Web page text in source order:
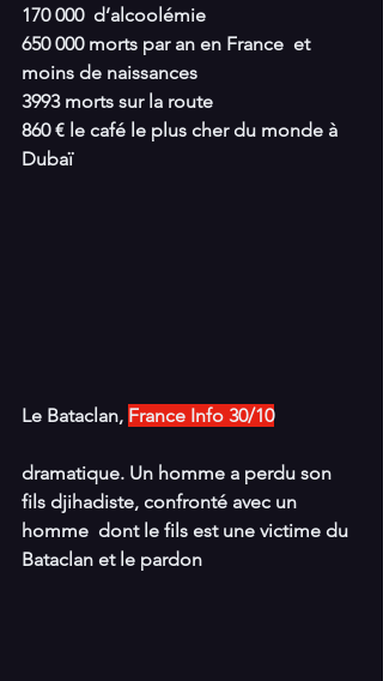
170 000  d’alcoolémie
650 000 morts par an en France  et
moins de naissances
3993 morts sur la route
860 € le café le plus cher du monde à
Dubaï
Le Bataclan, France Info 30/10
dramatique. Un homme a perdu son
fils djihadiste, confronté avec un
homme  dont le fils est une victime du
Bataclan et le pardon